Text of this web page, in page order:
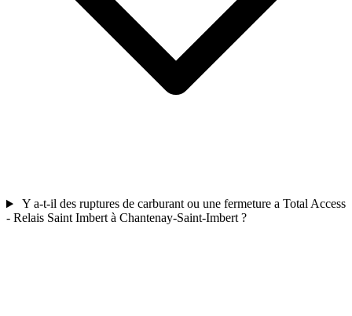
Y a-t-il des ruptures de carburant ou une fermeture a Total Access
- Relais Saint Imbert à Chantenay-Saint-Imbert ?